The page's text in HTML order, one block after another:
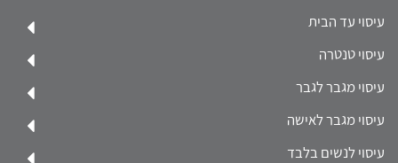
עיסוי עד הבית
עיסוי טנטרה
עיסוי מגבר לגבר
עיסוי מגבר לאישה
עיסוי לנשים בלבד